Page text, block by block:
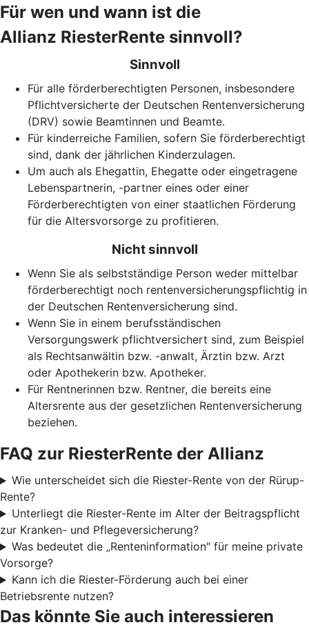
Für wen und wann ist die
Allianz RiesterRente sinnvoll?
Sinnvoll
Für alle förderberechtigten Personen, insbesondere
Pflichtversicherte der Deutschen Rentenversicherung
(DRV) sowie Beamtinnen und Beamte.
Für kinderreiche Familien, sofern Sie förderberechtigt
sind, dank der jährlichen Kinderzulagen.
Um auch als Ehegattin, Ehegatte oder eingetragene
Lebenspartnerin, -partner eines oder einer
Förderberechtigten von einer staatlichen Förderung
für die Altersvorsorge zu profitieren.
Nicht sinnvoll
Wenn Sie als selbstständige Person weder mittelbar
förderberechtigt noch rentenversicherungspflichtig in
der Deutschen Rentenversicherung sind.
Wenn Sie in einem berufsständischen
Versorgungswerk pflichtversichert sind, zum Beispiel
als Rechtsanwältin bzw. -anwalt, Ärztin bzw. Arzt
oder Apothekerin bzw. Apotheker.
Für Rentnerinnen bzw. Rentner, die bereits eine
Altersrente aus der gesetzlichen Rentenversicherung
beziehen.
FAQ zur RiesterRente der Allianz
Wie unterscheidet sich die Riester-Rente von der Rürup-
Rente?
Unterliegt die Riester-Rente im Alter der Beitragspflicht
zur Kranken- und Pflegeversicherung?
Was bedeutet die „Renteninformation" für meine private
Vorsorge?
Kann ich die Riester-Förderung auch bei einer
Betriebsrente nutzen?
Das könnte Sie auch interessieren